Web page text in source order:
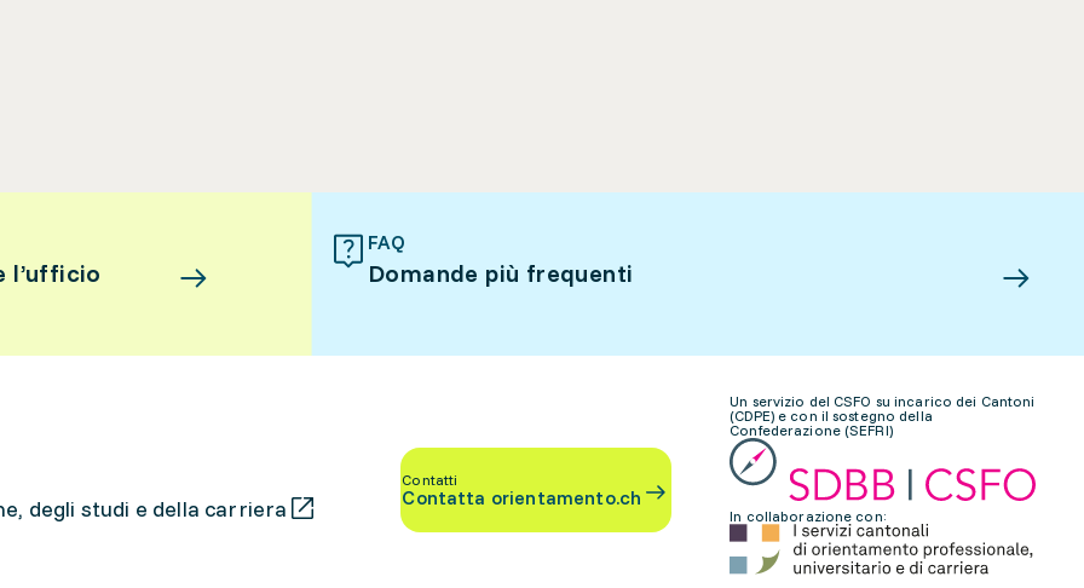
l’ufficio
FAQ
Domande più frequenti
degli studi e della carriera
Contatti
Contatta orientamento.ch
Un servizio del CSFO su incarico dei Cantoni
(CDPE) e con il sostegno della
Confederazione (SEFRI)
In collaborazione con: